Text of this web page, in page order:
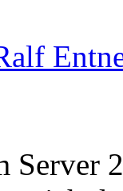
Server